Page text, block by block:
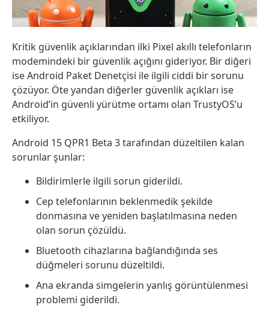
Kritik güvenlik açıklarından ilki Pixel akıllı telefonların
modemindeki bir güvenlik açığını gideriyor. Bir diğeri
ise Android Paket Denetçisi ile ilgili ciddi bir sorunu
çözüyor. Öte yandan diğerler güvenlik açıkları ise
Android’in güvenli yürütme ortamı olan TrustyOS’u
etkiliyor.
Android 15 QPR1 Beta 3 tarafından düzeltilen kalan
sorunlar şunlar:
Bildirimlerle ilgili sorun giderildi.
Cep telefonlarının beklenmedik şekilde
donmasına ve yeniden başlatılmasına neden
olan sorun çözüldü.
Bluetooth cihazlarına bağlandığında ses
düğmeleri sorunu düzeltildi.
Ana ekranda simgelerin yanlış görüntülenmesi
problemi giderildi.